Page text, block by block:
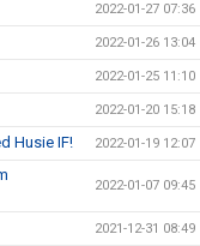
2022-01-27 07:36
2022-01-26 13:04
2022-01-25 11:10
2022-01-20 15:18
Husie IF! 2022-01-19 12:07
2022-01-07 09:45
2021-12-31 08:49